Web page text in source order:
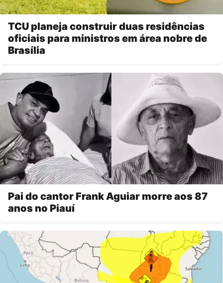
TCU planeja construir duas residências
oficiais para ministros em área nobre de
Brasília
Pai do cantor Frank Aguiar morre aos 87
anos no Piauí